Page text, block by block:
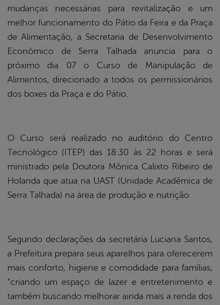
mudanças necessárias para revitalização e um
melhor funcionamento do Pátio da Feira e da Praça
de Alimentação, a Secretaria de Desenvolvimento
Econômico de Serra Talhada anuncia para o
próximo dia 07 o Curso de Manipulação de
Alimentos, direcionado a todos os permissionários
dos boxes da Praça e do Pátio.
O Curso será realizado no auditório do Centro
Tecnológico (ITEP) das 18:30 às 22 horas e será
ministrado pela Doutora Mônica Calixto Ribeiro de
Holanda que atua na UAST (Unidade Acadêmica de
Serra Talhada) na área de produção e nutrição.
Segundo declarações da secretária Luciana Santos,
a Prefeitura prepara seus aparelhos para oferecerem
mais conforto, higiene e comodidade para famílias,
“criando um espaço de lazer e entretenimento e
também buscando melhorar ainda mais a renda dos